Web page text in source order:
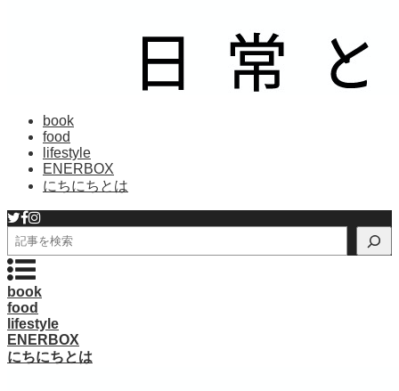
book
food
lifestyle
ENERBOX
にちにちとは
検
索
book
food
lifestyle
ENERBOX
にちにちとは